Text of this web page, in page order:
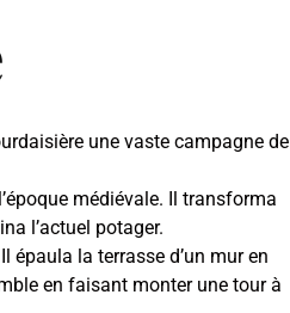
une vaste campagne de
médiévale. Il transforma
l’actuel potager.
la terrasse d’un mur en
en faisant monter une tour à